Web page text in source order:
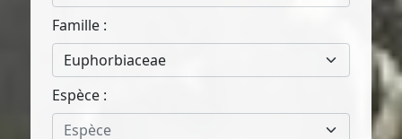
Famille :
Euphorbiaceae
Espèce :
Espèce